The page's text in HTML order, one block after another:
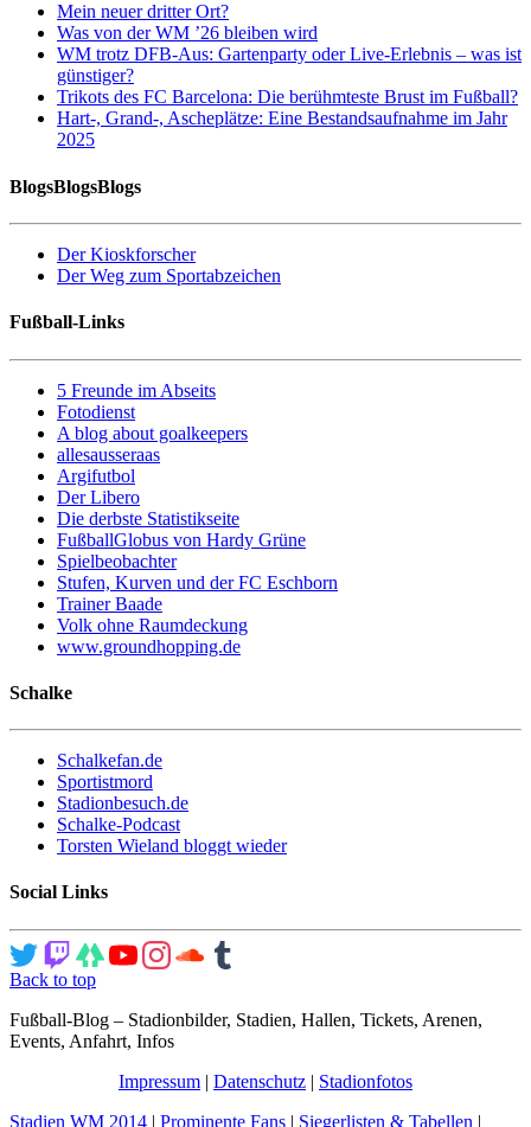
Mein neuer dritter Ort?
Was von der WM ’26 bleiben wird
WM trotz DFB-Aus: Gartenparty oder Live-Erlebnis – was ist
günstiger?
Trikots des FC Barcelona: Die berühmteste Brust im Fußball?
Hart-, Grand-, Ascheplätze: Eine Bestandsaufnahme im Jahr
2025
BlogsBlogsBlogs
Der Kioskforscher
Der Weg zum Sportabzeichen
Fußball-Links
5 Freunde im Abseits
Fotodienst
A blog about goalkeepers
allesausseraas
Argifutbol
Der Libero
Die derbste Statistikseite
FußballGlobus von Hardy Grüne
Spielbeobachter
Stufen, Kurven und der FC Eschborn
Trainer Baade
Volk ohne Raumdeckung
www.groundhopping.de
Schalke
Schalkefan.de
Sportistmord
Stadionbesuch.de
Schalke-Podcast
Torsten Wieland bloggt wieder
Social Links
Back to top
Fußball-Blog – Stadionbilder, Stadien, Hallen, Tickets, Arenen,
Events, Anfahrt, Infos
Impressum | Datenschutz | Stadionfotos
Stadien WM 2014 | Prominente Fans | Siegerlisten & Tabellen |